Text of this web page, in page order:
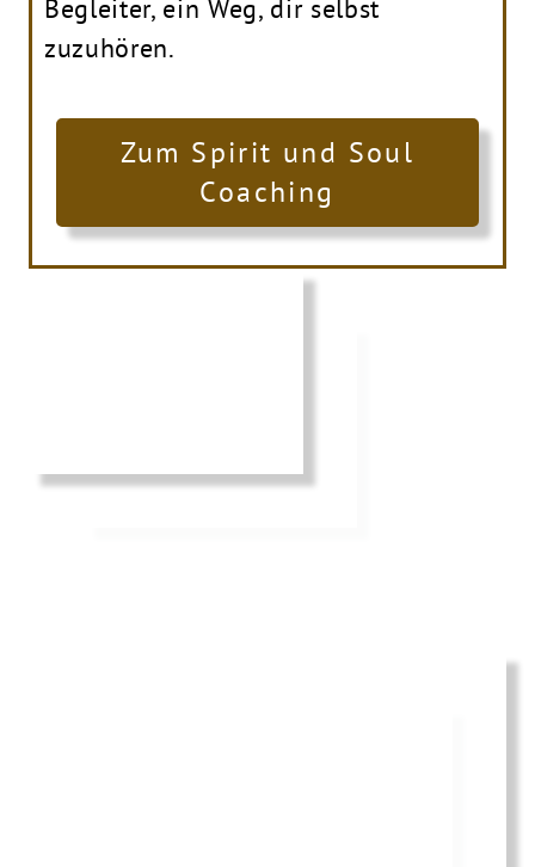
Begleiter, ein Weg, dir selbst
zuzuhören.
Zum Spirit und Soul
Coaching